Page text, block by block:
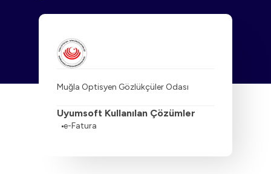
Muğla Optisyen Gözlükçüler Odası
Uyumsoft Kullanılan Çözümler
e-Fatura